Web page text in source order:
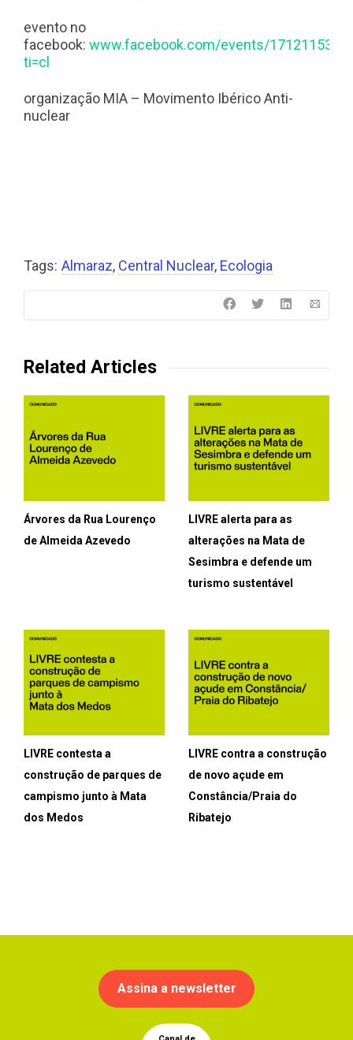
evento no
facebook: www.facebook.com/events/
ti=cl
organização MIA – Movimento Ibérico Anti-
nuclear
Tags: Almaraz, Central Nuclear, Ecologia
Related Articles
Árvores da Rua Lourenço
de Almeida Azevedo
LIVRE alerta para as
alterações na Mata de
Sesimbra e defende um
turismo sustentável
LIVRE contesta a
construção de parques de
campismo junto à Mata
dos Medos
LIVRE contra a construção
de novo açude em
Constância/Praia do
Ribatejo
Assina a newsletter